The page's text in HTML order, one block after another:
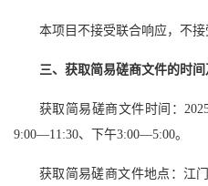
本项目不接受联合响应，不接
三、获取简易磋商文件的时
获取简易磋商文件时间：
9:00—11:30、下午3:00—5:00。
获取简易磋商文件地点：江